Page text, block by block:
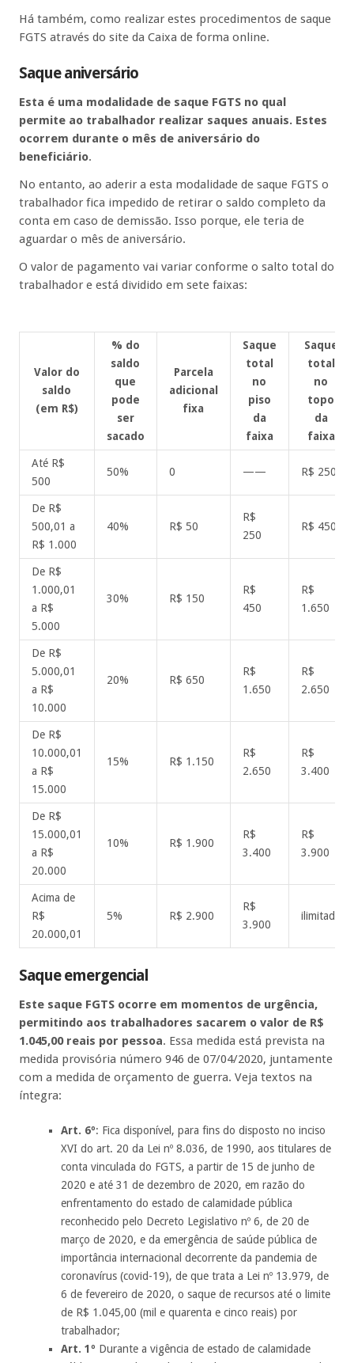
Há também, como realizar estes procedimentos de saque
FGTS através do site da Caixa de forma online.
Saque aniversário
Esta é uma modalidade de saque FGTS no qual
permite ao trabalhador realizar saques anuais. Estes
ocorrem durante o mês de aniversário do
beneficiário.
No entanto, ao aderir a esta modalidade de saque FGTS o
trabalhador fica impedido de retirar o saldo completo da
conta em caso de demissão. Isso porque, ele teria de
aguardar o mês de aniversário.
O valor de pagamento vai variar conforme o salto total do
trabalhador e está dividido em sete faixas:
Valor do
saldo
(em R$)
% do
saldo
que
pode
ser
sacado
Parcela
adicional
fixa
Saque
total
no
piso
da
faixa
Saque
total
no
topo
da
faixa
Até R$
500
50% 0 —— R$ 250
De R$
500,01 a
R$ 1.000
40% R$ 50
R$
250
R$ 450
De R$
1.000,01
a R$
5.000
30% R$ 150
R$
450
R$
1.650
De R$
5.000,01
a R$
10.000
20% R$ 650
R$
1.650
R$
2.650
De R$
10.000,01
a R$
15.000
15% R$ 1.150
R$
2.650
R$
3.400
De R$
15.000,01
a R$
20.000
10% R$ 1.900
R$
3.400
R$
3.900
Acima de
R$
20.000,01
5% R$ 2.900
R$
3.900
ilimitado
Saque emergencial
Este saque FGTS ocorre em momentos de urgência,
permitindo aos trabalhadores sacarem o valor de R$
1.045,00 reais por pessoa. Essa medida está prevista na
medida provisória número 946 de 07/04/2020, juntamente
com a medida de orçamento de guerra. Veja textos na
íntegra:
Art. 6º: Fica disponível, para fins do disposto no inciso
XVI do art. 20 da Lei nº 8.036, de 1990, aos titulares de
conta vinculada do FGTS, a partir de 15 de junho de
2020 e até 31 de dezembro de 2020, em razão do
enfrentamento do estado de calamidade pública
reconhecido pelo Decreto Legislativo nº 6, de 20 de
março de 2020, e da emergência de saúde pública de
importância internacional decorrente da pandemia de
coronavírus (covid-19), de que trata a Lei nº 13.979, de
6 de fevereiro de 2020, o saque de recursos até o limite
de R$ 1.045,00 (mil e quarenta e cinco reais) por
trabalhador;
Art. 1º Durante a vigência de estado de calamidade